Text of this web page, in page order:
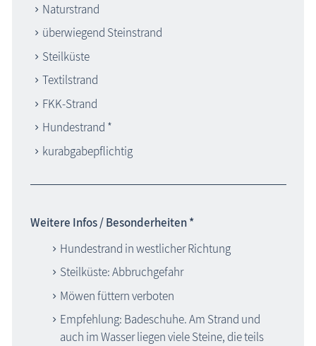
Naturstrand
überwiegend Steinstrand
Steilküste
Textilstrand
FKK-Strand
Hundestrand *
kurabgabepflichtig
Weitere Infos / Besonderheiten *
Hundestrand in westlicher Richtung
Steilküste: Abbruchgefahr
Möwen füttern verboten
Empfehlung: Badeschuhe. Am Strand und
auch im Wasser liegen viele Steine, die teils